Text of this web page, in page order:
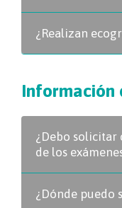
¿Realizan
Información
¿Debo solicitar
de los
¿Dónde puedo